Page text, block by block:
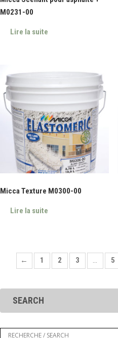
M0231-00
Lire la suite
Micca Texture M0300-00
Lire la suite
← 1 2 3 … 5
SEARCH